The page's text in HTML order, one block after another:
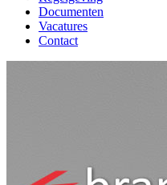
Documenten
Vacatures
Contact